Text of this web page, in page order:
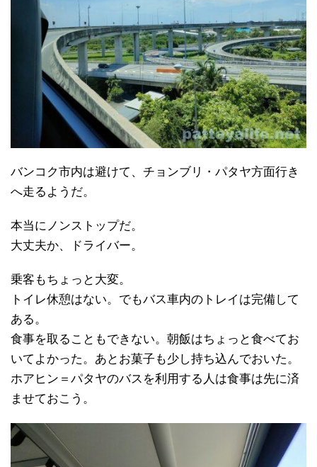
バンコク市内は避けて、チョンブリ・パタヤ方面行き
へ走るようだ。
本当にノンストップだ。
大丈夫か、ドライバー。
乗客もちょっと大変。
トイレ休憩はない。でもバス車内のトレイは完備して
ある。
食事を取ることもできない。朝飯はちょっと食べてお
いてよかった。あとお菓子も少し持ち込んでおいた。
ホアヒン＝パタヤのバスを利用する人は食事は先に済
ませておこう。